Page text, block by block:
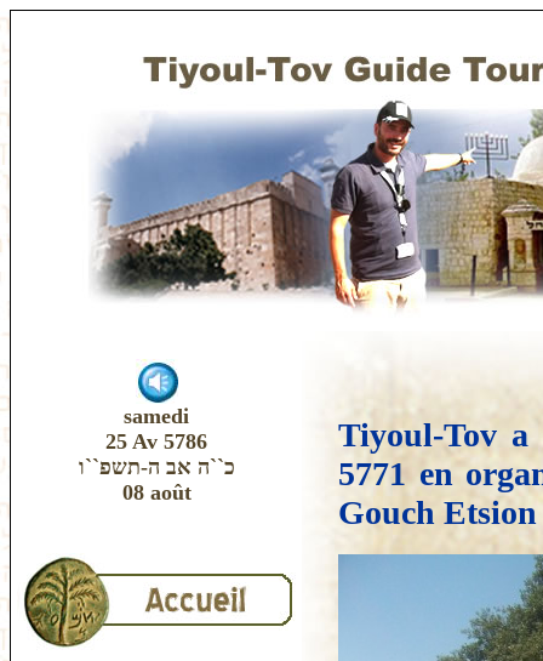
samedi
25 Av 5786
כ``ה אב ה-תשפ``ו
08 août
Tiyoul-Tov a
5771 en
Gouch